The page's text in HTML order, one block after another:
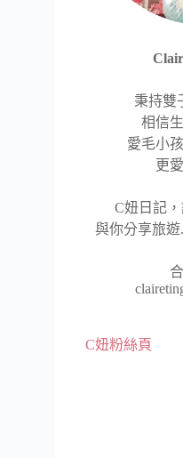
秉持雙
相信
愛毛小
更
C妞日記
與你分享旅
C妞粉絲頁